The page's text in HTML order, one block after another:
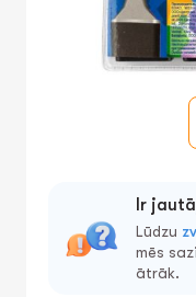
Ir
Lūdzu
mēs
ātrāk.